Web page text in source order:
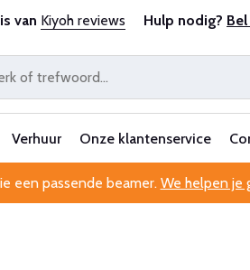
Professionele klantenservice
van Kiyoh reviews Hulp nodig?
Verhuur Onze klantenservice
een passende beamer. We helpen je